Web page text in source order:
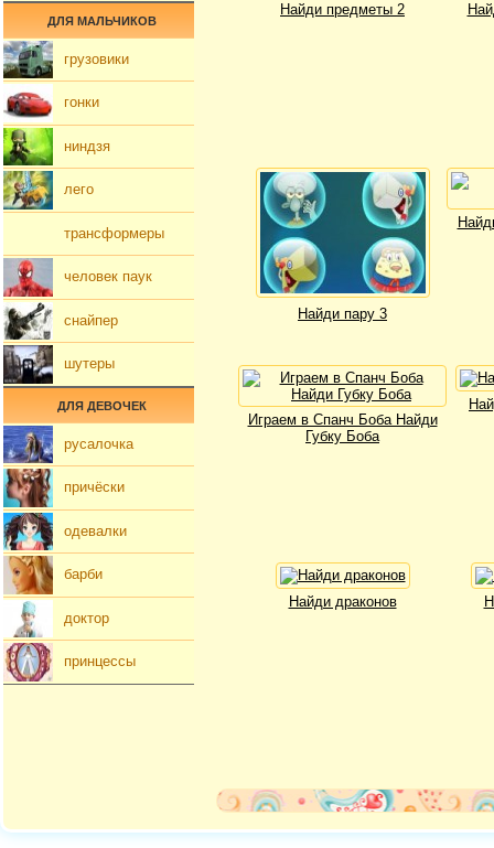
Найди предметы 2
Найди пару 3
Играем в Спанч Боба Найди
Губку Боба
Найди драконов
ДЛЯ МАЛЬЧИКОВ
грузовики
гонки
ниндзя
лего
трансформеры
человек паук
снайпер
шутеры
ДЛЯ ДЕВОЧЕК
русалочка
причёски
одевалки
барби
доктор
принцессы